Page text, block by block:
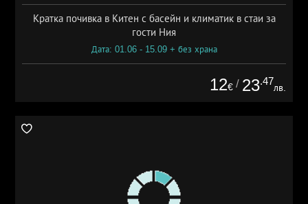
Кратка почивка в Китен с басейн и климатик в стаи за
гости Ния
Дата: 01.06 - 15.09 + без храна
12€ / 23.47
лв.